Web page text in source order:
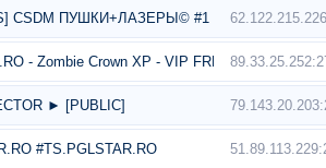
CSDM ПУШКИ+ЛАЗЕРЫ© #1
- Zombie Crown XP - VIP FREE
► [PUBLIC]
#TS.PGLSTAR.RO